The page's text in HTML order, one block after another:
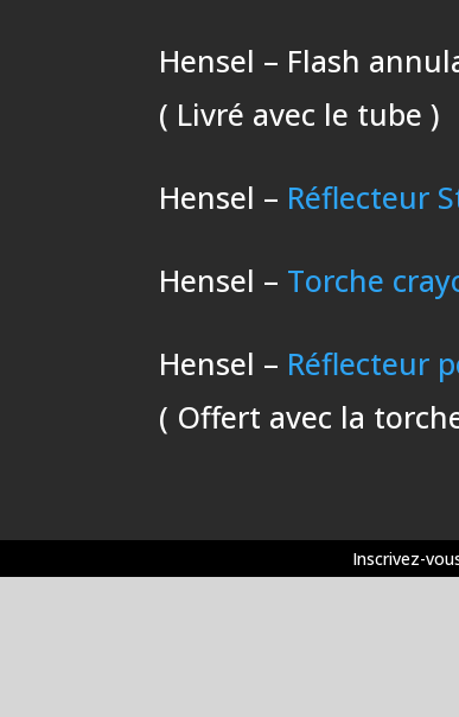
Hensel – Flash
( Livré avec le tube )
Hensel – Réflecteur
Hensel – Torche
Hensel – Réflecteur
( Offert avec la
Inscrivez-